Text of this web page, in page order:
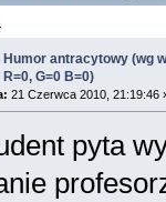
Humor antracytowy (wg
R=0, G=0 B=0)
21 Czerwca 2010, 21:19:46
pyta